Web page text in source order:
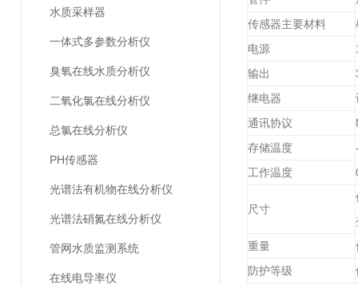
水质采样器
一体式多参数分析仪
臭氧在线水质分析仪
二氧化氯在线分析仪
总氯在线分析仪
PH传感器
光谱法有机物在线分析仪
光谱法硝氮在线分析仪
管网水质监测系统
在线电导率仪
传感器主要材料
电源
输出
继电器
通讯协议
存储温度
工作温度
尺寸
重量
防护等级